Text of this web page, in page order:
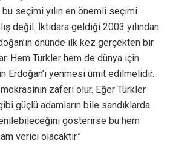
seçimi yılın en önemli seçimi
değil. İktidara geldiği 2003 yılından
önünde ilk kez gerçekten bir
Hem Türkler hem de dünya için
Erdoğan’ı yenmesi ümit edilmelidir.
zaferi olur. Eğer Türkler
güçlü adamların bile sandıklarda
gösterirse bu hem
verici olacaktır.”